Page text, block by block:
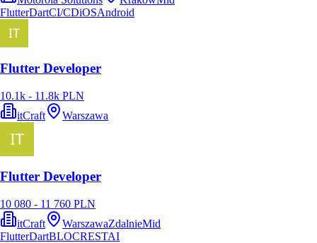
FlutterDartCI/CDiOSAndroid
Flutter Developer
10.1k - 11.8k PLN
itCraft
Warszawa
Flutter Developer
10 080 - 11 760 PLN
itCraft
WarszawaZdalnieMid
FlutterDartBLOCRESTAI